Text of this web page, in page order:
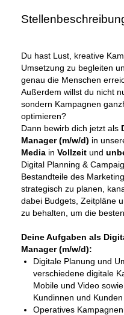
Du hast Lust, kreative
Umsetzung zu begleiten
genau die Menschen
Außerdem willst du nicht
sondern Kampagnen
optimieren?
Dann bewirb dich jetzt als
Manager (m/w/d) in
Media in Vollzeit und
Digital Planning &
Bestandteile des
strategisch zu planen,
dabei Budgets, Zeitpläne
zu behalten, um die
Deine Aufgaben als
Manager (m/w/d):
Digitale Planung und
verschiedene digitale
Mobile und Video
Kundinnen und Kunden
Operatives